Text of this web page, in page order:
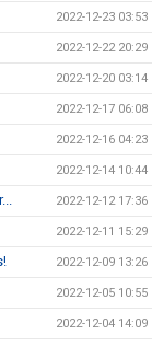
2022-12-23 03:53
2022-12-22 20:29
2022-12-20 03:14
2022-12-17 06:08
2022-12-16 04:23
2022-12-14 10:44
2022-12-12 17:36
2022-12-11 15:29
2022-12-09 13:26
2022-12-05 10:55
2022-12-04 14:09